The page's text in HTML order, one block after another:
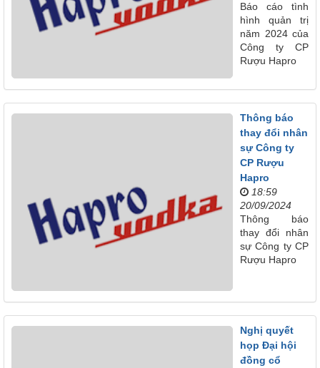
Báo cáo tình
hình quản trị
năm 2024 của
Công ty CP
Rượu Hapro
Thông báo
thay đổi nhân
sự Công ty
CP Rượu
Hapro
18:59
20/09/2024
Thông báo
thay đổi nhân
sự Công ty CP
Rượu Hapro
Nghị quyết
họp Đại hội
đồng cổ